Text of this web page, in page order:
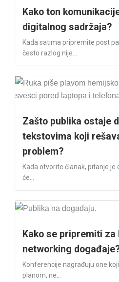
Kako ton
digitalnog sadržaja?
Kada satima pripremite post
često razlog nije...
Zašto publika ostaje
tekstovima koji
problem?
Kada otvorite članak, pitanje je
će...
Kako se pripremiti
networking
Konferencije nagrađuju one
planom, ne...